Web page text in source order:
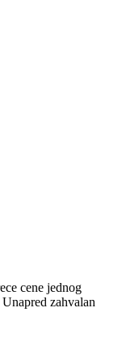
cene jednog
zahvalan